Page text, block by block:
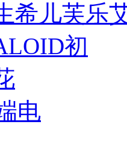
希儿芙乐